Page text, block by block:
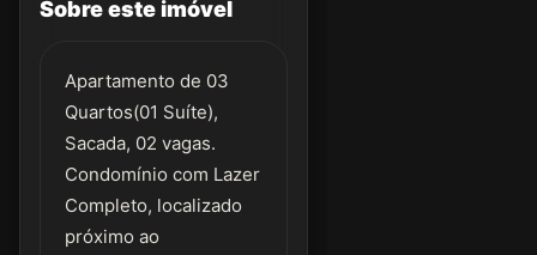
Sobre este imóvel
Apartamento de 03
Quartos(01 Suíte),
Sacada, 02 vagas.
Condomínio com Lazer
Completo, localizado
próximo ao